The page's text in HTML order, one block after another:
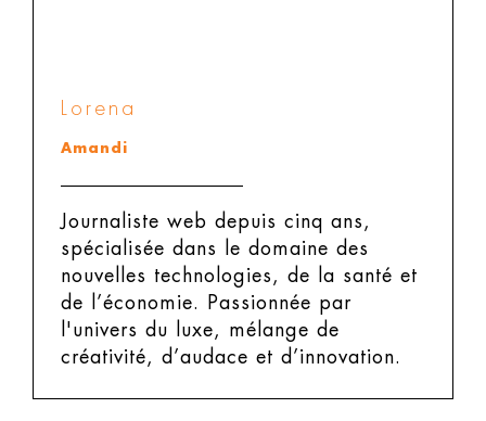
Lorena
Amandi
Journaliste web depuis cinq ans,
spécialisée dans le domaine des
nouvelles technologies, de la santé et
de l’économie. Passionnée par
l'univers du luxe, mélange de
créativité, d’audace et d’innovation.